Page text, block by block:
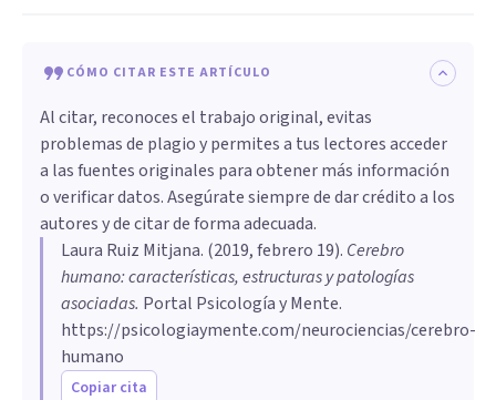
CÓMO CITAR ESTE ARTÍCULO
Al citar, reconoces el trabajo original, evitas
problemas de plagio y permites a tus lectores acceder
a las fuentes originales para obtener más información
o verificar datos. Asegúrate siempre de dar crédito a los
autores y de citar de forma adecuada.
Laura Ruiz Mitjana. (2019, febrero 19). Cerebro
humano: características, estructuras y patologías
asociadas. Portal Psicología y Mente.
https://psicologiaymente.com/neurociencias/cerebro-
humano
Copiar cita